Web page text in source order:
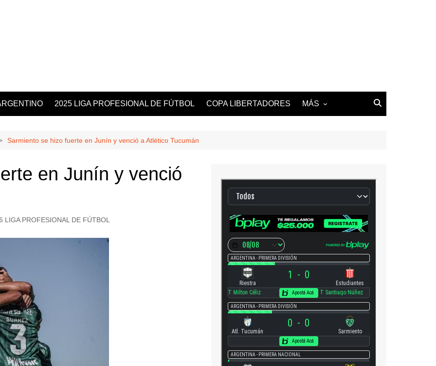
2025 LIGA PROFESIONAL DE FÚTBOL COPA LIBERTADORES MÁS
2025-26 SERIE A
Sarmiento se hizo fuerte en Junín y venció a Atlético Tucumán
en Junín y venció
LIGA PROFESIONAL DE FÚTBOL